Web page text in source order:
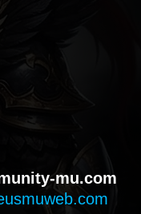
mu.com